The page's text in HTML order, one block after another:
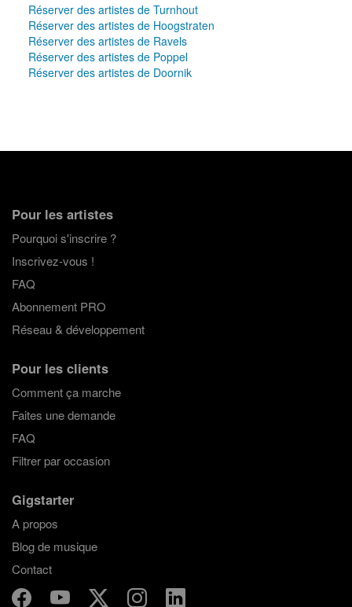
Réserver des artistes de Turnhout
Réserver des artistes de Hoogstraten
Réserver des artistes de Ravels
Réserver des artistes de Poppel
Réserver des artistes de Doornik
Pour les artistes
Pourquoi s'inscrire ?
Inscrivez-vous !
FAQ
Abonnement PRO
Réseau & développement
Pour les clients
Comment ça marche
Faites une demande
FAQ
Filtrer par occasion
Gigstarter
A propos
Blog de musique
Contact